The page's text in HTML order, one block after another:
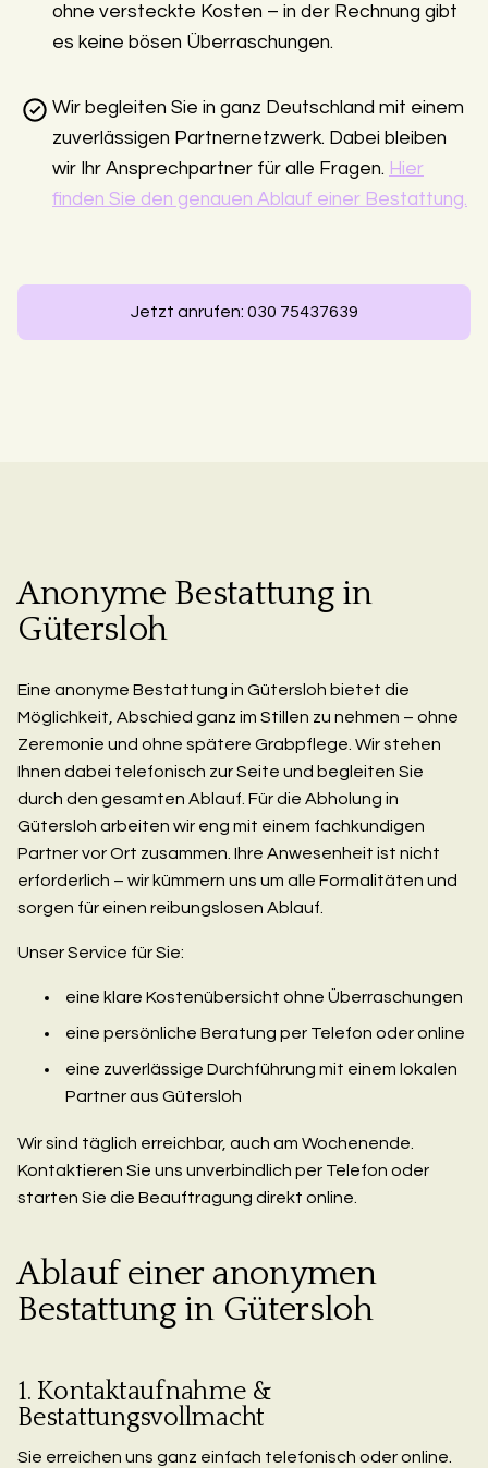
ohne versteckte Kosten – in der Rechnung gibt
es keine bösen Überraschungen.
Wir begleiten Sie in ganz Deutschland mit einem
zuverlässigen Partnernetzwerk. Dabei bleiben
wir Ihr Ansprechpartner für alle Fragen. Hier
finden Sie den genauen Ablauf einer Bestattung.
Jetzt anrufen: 030 75437639
Anonyme Bestattung in
Gütersloh
Eine anonyme Bestattung in Gütersloh bietet die
Möglichkeit, Abschied ganz im Stillen zu nehmen – ohne
Zeremonie und ohne spätere Grabpflege. Wir stehen
Ihnen dabei telefonisch zur Seite und begleiten Sie
durch den gesamten Ablauf. Für die Abholung in
Gütersloh arbeiten wir eng mit einem fachkundigen
Partner vor Ort zusammen. Ihre Anwesenheit ist nicht
erforderlich – wir kümmern uns um alle Formalitäten und
sorgen für einen reibungslosen Ablauf.
Unser Service für Sie:
eine klare Kostenübersicht ohne Überraschungen
eine persönliche Beratung per Telefon oder online
eine zuverlässige Durchführung mit einem lokalen
Partner aus Gütersloh
Wir sind täglich erreichbar, auch am Wochenende.
Kontaktieren Sie uns unverbindlich per Telefon oder
starten Sie die Beauftragung direkt online.
Ablauf einer anonymen
Bestattung in Gütersloh
1. Kontaktaufnahme &
Bestattungsvollmacht
Sie erreichen uns ganz einfach telefonisch oder online.